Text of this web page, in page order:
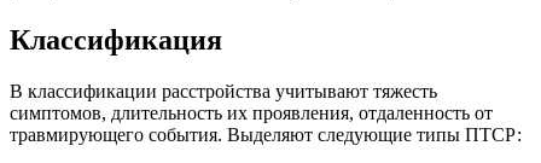
Классификация
В классификации расстройства учитывают тяжесть
симптомов, длительность их проявления, отдаленность от
травмирующего события. Выделяют следующие типы ПТСР: